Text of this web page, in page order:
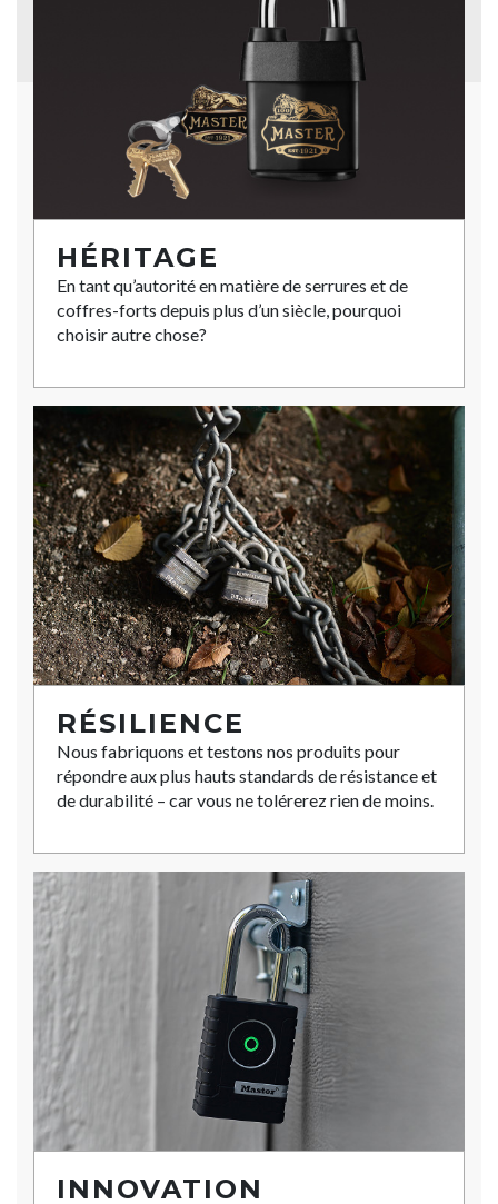
HÉRITAGE
En tant qu’autorité en matière de serrures et de
coffres-forts depuis plus d’un siècle, pourquoi
choisir autre chose?
RÉSILIENCE
Nous fabriquons et testons nos produits pour
répondre aux plus hauts standards de résistance et
de durabilité – car vous ne tolérerez rien de moins.
INNOVATION